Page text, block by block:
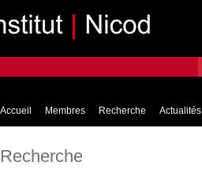
Accueil Membres Recherche Actualités
Recherche